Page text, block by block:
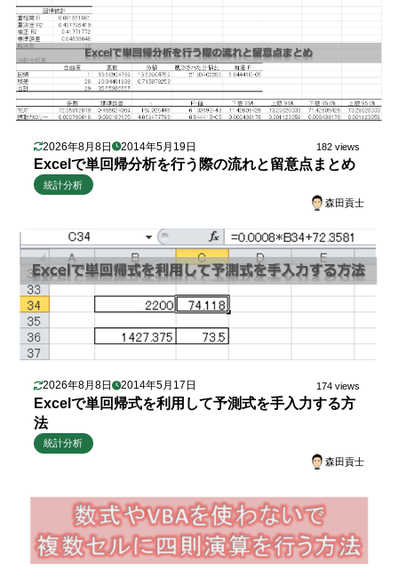
2026年8月8日 2014年5月19日 182 views
Excelで単回帰分析を行う際の流れと留意点まとめ
統計分析
森田貢士
2026年8月8日 2014年5月17日 174 views
Excelで単回帰式を利用して予測式を手入力する方
法
統計分析
森田貢士